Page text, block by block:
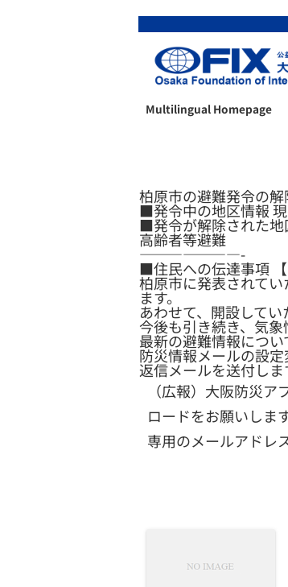
Multilingual Homepage
柏原市の避難発令の解
■発令中の地区情報 現
■発令が解除され
高齢者等避難
———————-
■住民への伝達事項 【
柏原市に発表されて
ます。
あわせて、開設してい
今後も引き続き、気
最新の避難情報につ
防災情報メールの設
返信メールを送付しま
（広報）大阪防災
ロードをお願いし
専用のメールアドレ